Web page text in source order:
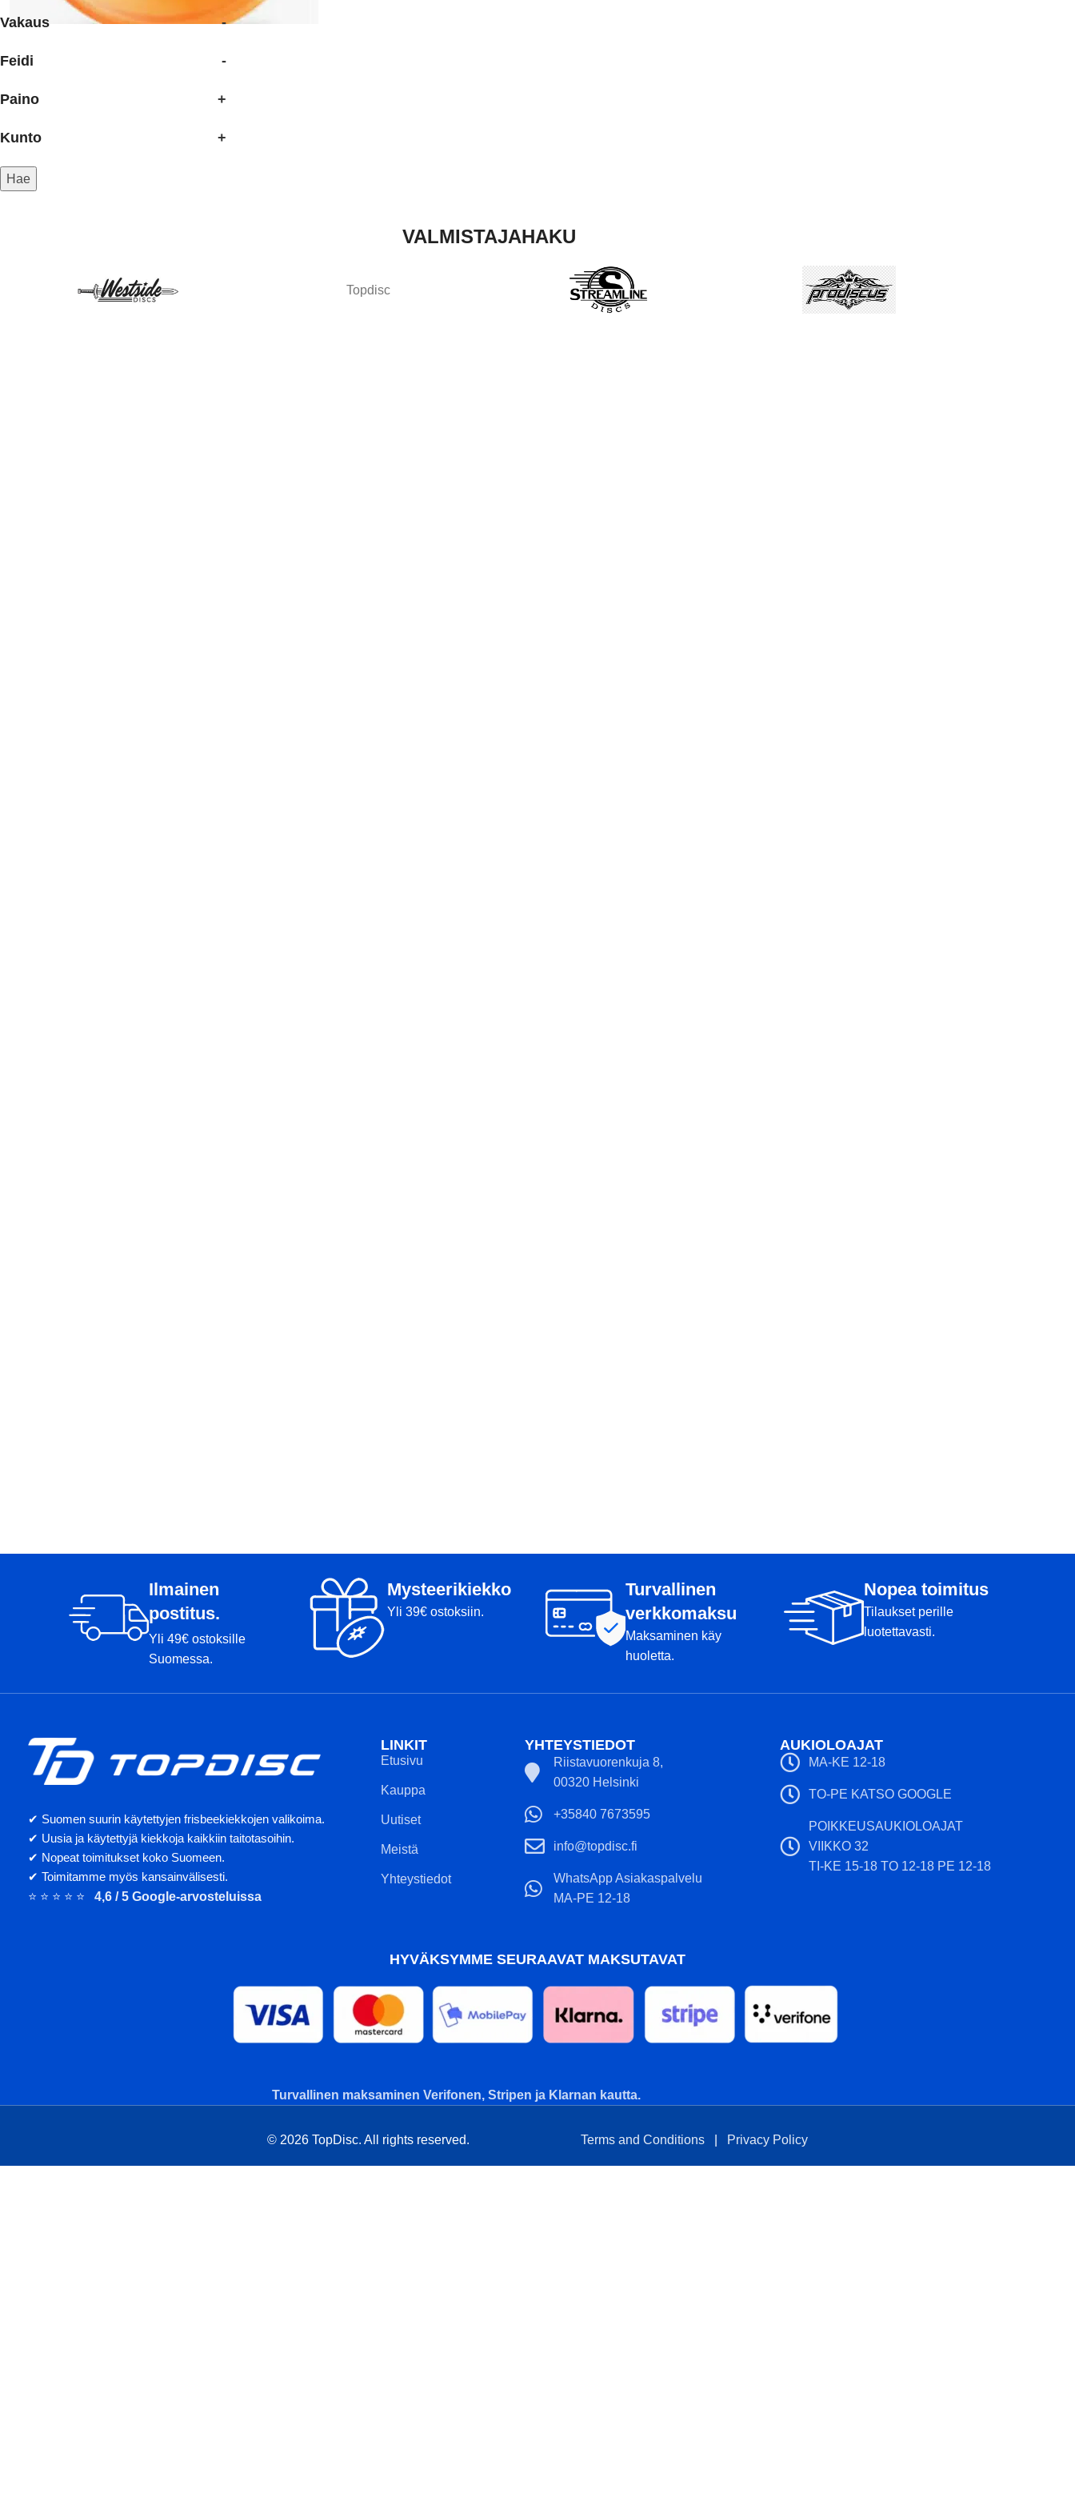
Vakaus -
Feidi -
Paino +
Kunto +
Hae
VALMISTAJAHAKU
Topdisc
Ilmainen
postitus.
Yli 49€ ostoksille
Suomessa.
Mysteerikiekko
Yli 39€ ostoksiin.
Turvallinen
verkkomaksu
Maksaminen käy
huoletta.
Nopea toimitus
Tilaukset perille
luotettavasti.
✔ Suomen suurin käytettyjen frisbeekiekkojen valikoima.
✔ Uusia ja käytettyjä kiekkoja kaikkiin taitotasoihin.
✔ Nopeat toimitukset koko Suomeen.
✔ Toimitamme myös kansainvälisesti.
⭐ ⭐ ⭐ ⭐ ⭐ 4,6 / 5 Google-arvosteluissa
LINKIT
Etusivu
Kauppa
Uutiset
Meistä
Yhteystiedot
YHTEYSTIEDOT
Riistavuorenkuja 8,
00320 Helsinki
+35840 7673595
info@topdisc.fi
WhatsApp Asiakaspalvelu
MA-PE 12-18
AUKIOLOAJAT
MA-KE 12-18
TO-PE KATSO GOOGLE
POIKKEUSAUKIOLOAJAT
VIIKKO 32
TI-KE 15-18 TO 12-18 PE 12-18
HYVÄKSYMME SEURAAVAT MAKSUTAVAT
Turvallinen maksaminen Verifonen, Stripen ja Klarnan kautta.
© 2026 TopDisc. All rights reserved. Terms and Conditions Privacy Policy